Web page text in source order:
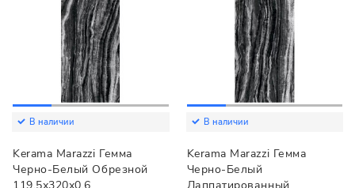
В наличии
Kerama Marazzi Гемма
Черно-Белый Обрезной
В наличии
Kerama Marazzi Гемма
Черно-Белый